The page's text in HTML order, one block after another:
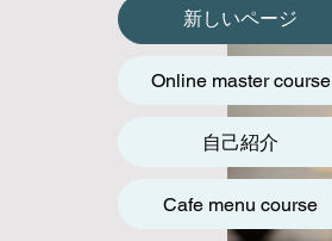
新しいページ
Online master course
自己紹介
Cafe menu course